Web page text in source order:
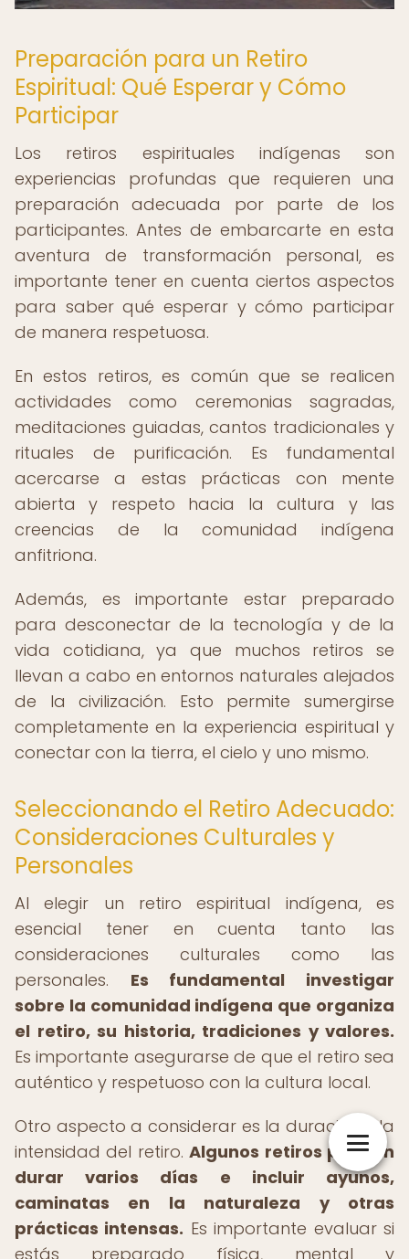
Preparación para un Retiro
Espiritual: Qué Esperar y Cómo
Participar
Los retiros espirituales indígenas son
experiencias profundas que requieren una
preparación adecuada por parte de los
participantes. Antes de embarcarte en esta
aventura de transformación personal, es
importante tener en cuenta ciertos aspectos
para saber qué esperar y cómo participar
de manera respetuosa.
En estos retiros, es común que se realicen
actividades como ceremonias sagradas,
meditaciones guiadas, cantos tradicionales y
rituales de purificación. Es fundamental
acercarse a estas prácticas con mente
abierta y respeto hacia la cultura y las
creencias de la comunidad indígena
anfitriona.
Además, es importante estar preparado
para desconectar de la tecnología y de la
vida cotidiana, ya que muchos retiros se
llevan a cabo en entornos naturales alejados
de la civilización. Esto permite sumergirse
completamente en la experiencia espiritual y
conectar con la tierra, el cielo y uno mismo.
Seleccionando el Retiro Adecuado:
Consideraciones Culturales y
Personales
Al elegir un retiro espiritual indígena, es
esencial tener en cuenta tanto las
consideraciones culturales como las
personales. Es fundamental investigar
sobre la comunidad indígena que organiza
el retiro, su historia, tradiciones y valores.
Es importante asegurarse de que el retiro sea
auténtico y respetuoso con la cultura local.
Otro aspecto a considerar es la duración y la
intensidad del retiro.Algunos retiros pueden
durar varios días e incluir ayunos,
caminatas en la naturaleza y otras
prácticas intensas. Es importante evaluar si
estás preparado física, mental y